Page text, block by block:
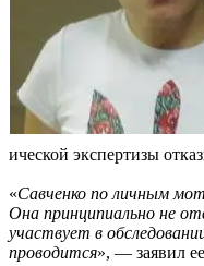
ической экспертизы
«Савченко по личным
Она принципиально не
участвует в
проводится», — заявил